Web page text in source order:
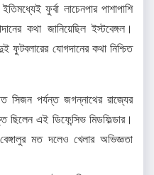
ফুর্বা লাচেনপার পাশাপাশি
কথা জানিয়েছিল ইস্টবেঙ্গল।
যোগদানের কথা নিশ্চিত
পর্যন্ত জগন্নাথের রাজ্যের
এই ডিফেন্সিভ মিডফিল্ডার।
বেঙ্গালুর মত দলেও খেলার অভিজ্ঞতা